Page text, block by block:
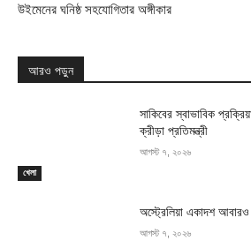
উইমেনের ঘনিষ্ঠ সহযোগিতার অঙ্গীকার
আরও পড়ুন
খেলা
সাকিবের স্বাভাবিক
ক্রীড়া প্রতিমন্ত্রী
আগস্ট ৭, ২০২৬
অস্ট্রেলিয়া একাদশ আবারও
আগস্ট ৭, ২০২৬